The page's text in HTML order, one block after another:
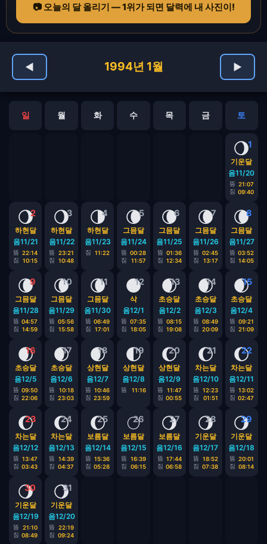
📷 오늘의 달 올리기 — 1위가 되면 달력에 내 사진이!
◀ 1994년 1월 ▶
일 월 화 수 목 금 토
1
🌖
기운달
음11/20
뜸 21:07
짐 09:40
2
🌖
하현달
음11/21
뜸 22:14
짐
10:15
3
🌖
하현달
음11/22
뜸
23:21
짐
10:48
4
🌗
하현달
음11/23
짐 11:22
5
🌘
그믐달
음11/24
뜸 00:28
짐
11:57
6
🌘
그믐달
음11/25
뜸 01:36
짐 12:34
7
🌘
그믐달
음11/26
뜸 02:45
짐
13:17
8
🌘
그믐달
음11/27
뜸 03:52
짐 14:05
9
🌘
그믐달
음11/28
뜸 04:57
짐 14:59
10
🌘
그믐달
음11/29
뜸 05:56
짐
15:58
11
🌘
그믐달
음11/30
뜸 06:49
짐
17:01
12
🌑
삭
음12/1
뜸 07:35
짐
18:05
13
🌒
초승달
음12/2
뜸 08:15
짐 19:08
14
🌒
초승달
음12/3
뜸 08:49
짐 20:09
15
🌒
초승달
음12/4
뜸 09:21
짐 21:09
16
🌒
초승달
음12/5
뜸 09:50
짐 22:06
17
🌒
초승달
음12/6
뜸
10:18
짐 23:03
18
🌒
상현달
음12/7
뜸 10:46
짐 23:59
19
🌓
상현달
음12/8
뜸 11:16
20
🌔
상현달
음12/9
뜸
11:47
짐 00:55
21
🌔
차는달
음12/10
뜸
12:23
짐
01:51
22
🌔
차는달
음12/11
뜸 13:02
짐 02:47
23
🌔
차는달
음12/12
뜸 13:47
짐 03:43
24
🌔
차는달
음12/13
뜸
14:39
짐 04:37
25
🌔
보름달
음12/14
뜸 15:36
짐 05:28
26
🌕
보름달
음12/15
뜸
16:39
짐
06:15
27
🌖
보름달
음12/16
뜸 17:44
짐 06:58
28
🌖
기운달
음12/17
뜸
18:52
짐 07:38
29
🌖
기운달
음12/18
뜸 20:01
짐 08:14
30
🌖
기운달
음12/19
뜸
21:10
짐 08:49
31
🌖
기운달
음12/20
뜸
22:19
짐 09:24